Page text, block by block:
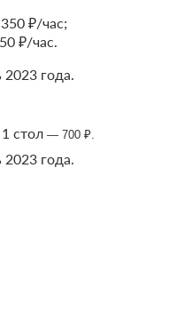
₽/час;
₽/час.
года.
стол — 700 ₽.
года.